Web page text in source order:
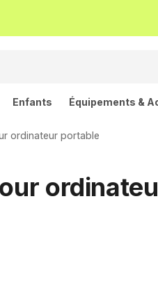
Enfants Équipements &
ordinateur portable